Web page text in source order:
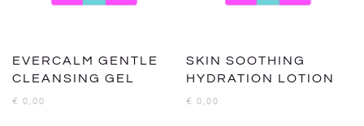
EVERCALM GENTLE
CLEANSING GEL
€ 0,00
SKIN SOOTHING
HYDRATION LOTION
€ 0,00